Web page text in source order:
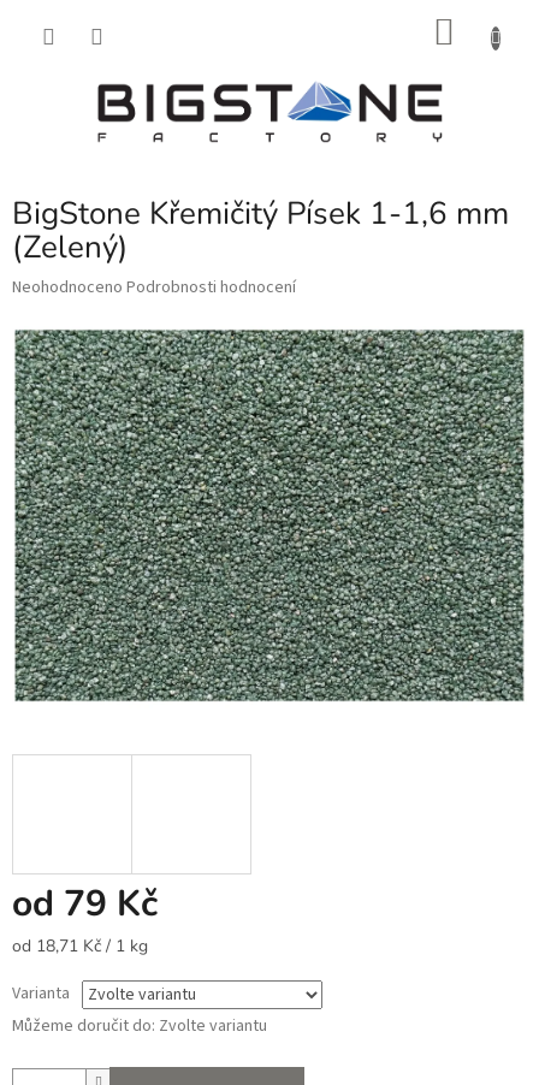
BigStone Křemičitý Písek 1-1,6 mm
(Zelený)
Průměrné
produktu
je
0,0
z
5
hvězdiček.
Neohodnoceno Podrobnosti hodnocení
od 79 Kč
Měrná
od 18,71 Kč / 1 kg
Varianta
Můžeme doručit do: Zvolte variantu